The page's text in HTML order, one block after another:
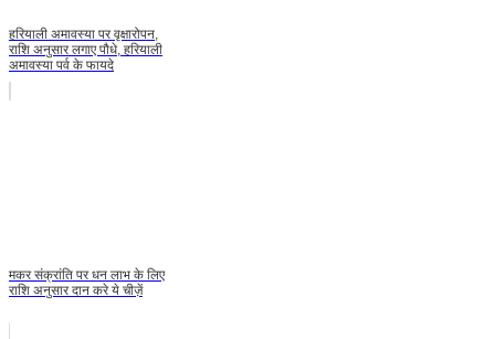
हरियाली अमावस्या पर वृक्षारोपन,
राशि अनुसार लगाए पौधे, हरियाली
अमावस्या पर्व के फायदे
मकर संक्रांति पर धन लाभ के लिए
राशि अनुसार दान करे ये चीज़ें